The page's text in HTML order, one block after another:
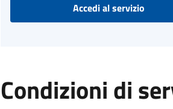
Accedi al servizio
Condizioni di